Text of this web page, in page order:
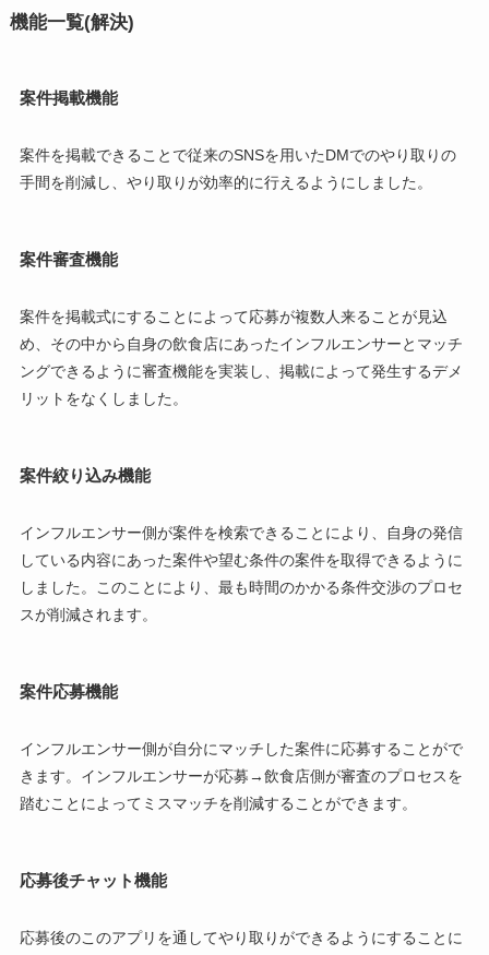
機能一覧(解決)
案件掲載機能
案件を掲載できることで従来のSNSを用いたDMでのやり取りの
手間を削減し、やり取りが効率的に行えるようにしました。
案件審査機能
案件を掲載式にすることによって応募が複数人来ることが見込
め、その中から自身の飲食店にあったインフルエンサーとマッチ
ングできるように審査機能を実装し、掲載によって発生するデメ
リットをなくしました。
案件絞り込み機能
インフルエンサー側が案件を検索できることにより、自身の発信
している内容にあった案件や望む条件の案件を取得できるように
しました。このことにより、最も時間のかかる条件交渉のプロセ
スが削減されます。
案件応募機能
インフルエンサー側が自分にマッチした案件に応募することがで
きます。インフルエンサーが応募→飲食店側が審査のプロセスを
踏むことによってミスマッチを削減することができます。
応募後チャット機能
応募後のこのアプリを通してやり取りができるようにすることに